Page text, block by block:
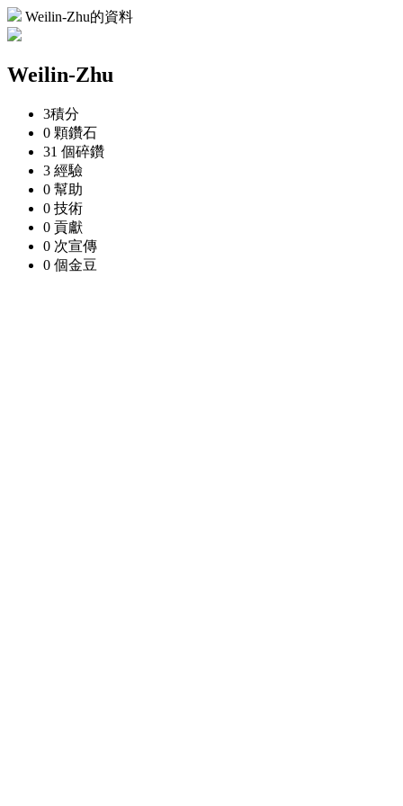
Weilin-Zhu的資料
Weilin-Zhu
3積分
0 顆鑽石
31 個碎鑽
3 經驗
0 幫助
0 技術
0 貢獻
0 次宣傳
0 個金豆